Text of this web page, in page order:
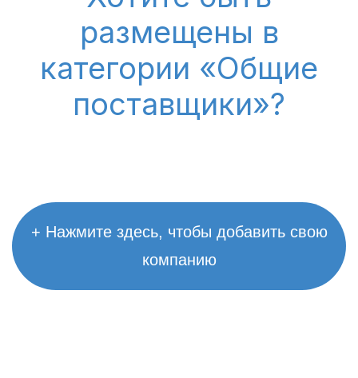
размещены в
категории «Общие
поставщики»?
+ Нажмите здесь, чтобы добавить свою
компанию